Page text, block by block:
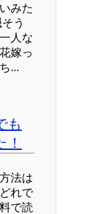
みた
う
人な
嫁っ
...
も
法は
れで
で読